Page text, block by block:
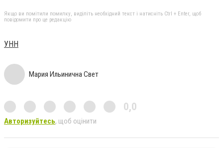
Якщо ви помітили помилку, виділіть необхідний текст і натисніть Ctrl + Enter, щоб
повідомити про це редакцію
УНН
Мария Ильинична Свет
0,0
Авторизуйтесь, щоб оцінити